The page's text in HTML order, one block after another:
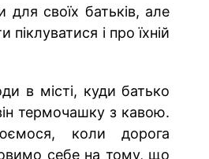
своїх батьків, але
і про їхній
в місті, куди батько
термочашку з кавою.
коли дорога
себе на тому, що